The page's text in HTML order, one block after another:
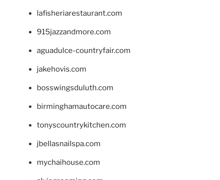
lafisheriarestaurant.com
915jazzandmore.com
aguadulce-countryfair.com
jakehovis.com
bosswingsduluth.com
birminghamautocare.com
tonyscountrykitchen.com
jbellasnailspa.com
mychaihouse.com